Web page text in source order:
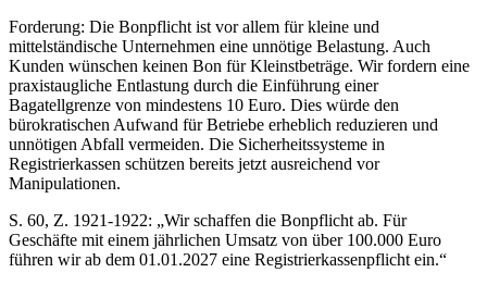
Forderung: Die Bonpflicht ist vor allem für kleine und
mittelständische Unternehmen eine unnötige Belastung. Auch
Kunden wünschen keinen Bon für Kleinstbeträge. Wir fordern eine
praxistaugliche Entlastung durch die Einführung einer
Bagatellgrenze von mindestens 10 Euro. Dies würde den
bürokratischen Aufwand für Betriebe erheblich reduzieren und
unnötigen Abfall vermeiden. Die Sicherheitssysteme in
Registrierkassen schützen bereits jetzt ausreichend vor
Manipulationen.
S. 60, Z. 1921-1922: „Wir schaffen die Bonpflicht ab. Für
Geschäfte mit einem jährlichen Umsatz von über 100.000 Euro
führen wir ab dem 01.01.2027 eine Registrierkassenpflicht ein.“